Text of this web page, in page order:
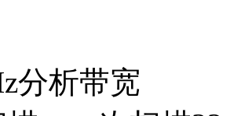
分析带宽